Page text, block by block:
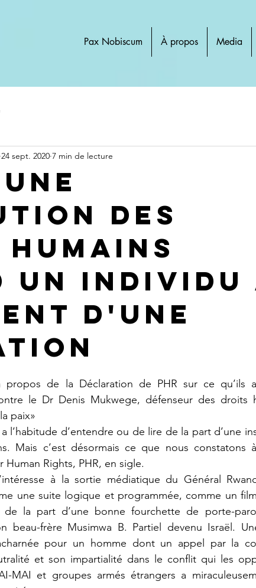
Pax Nobiscum À propos Media
des
un individu
d'une
24 sept. 2020 7 min de lecture
le Dr Denis Mukwege, défenseur des droits
paix»
Mais c’est désormais ce que nous constatons
Rights, PHR, en sigle.
une suite logique et programmée, comme un
de la part d’une bonne fourchette de porte-
beau-frère Musimwa B. Partiel devenu Israël.
pour un homme dont un appel par la
et son impartialité dans le conflit qui les
MAI et groupes armés étrangers a